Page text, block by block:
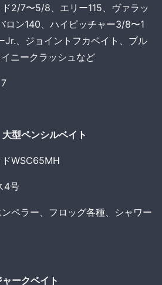
2/7〜5/8、エリー115、ヴァラッ
ロン140、ハイピッチャー3/8〜1
Jr.、ジョイントフカベイト、ブル
ニークラッシュなど
型ペンシルベイト
WSC65MH
4号
ペラー、フロッグ各種、シャワー
ークベイト